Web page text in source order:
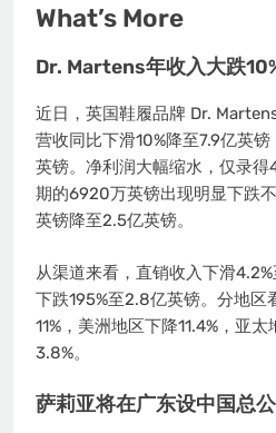
What’s More
Dr. Martens年收入大跌
近日，英国鞋履品牌 Dr.
营收同比下滑10%降至7.9亿英
英镑。净利润大幅缩水，仅录
期的6920万英镑出现明显下跌
英镑降至2.5亿英镑。
从渠道来看，直销收入下滑
下跌195%至2.8亿英镑。分地区
11%，美洲地区下降11.4%，亚
3.8%。
萨莉亚将在广东设中国总公